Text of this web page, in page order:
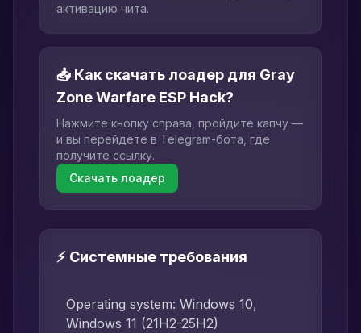
активацию чита.
📥 Как скачать лоадер для Gray
Zone Warfare ESP Hack?
Нажмите кнопку справа, пройдите капчу —
и вы перейдёте в Telegram-бота, где
получите ссылку.
Скачать лоадер
⚡ Системные требования
Operating system: Windows 10,
Windows 11 (21H2-25H2)